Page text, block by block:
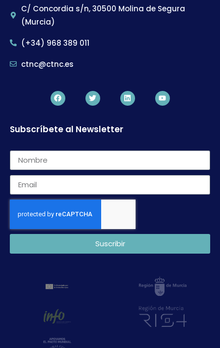
C/ Concordia s/n, 30500 Molina de Segura
(Murcia)
(+34) 968 389 011
ctnc@ctnc.es
Subscríbete al Newsletter
Suscribir